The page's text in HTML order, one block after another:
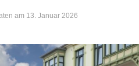
am 13. Januar 2026